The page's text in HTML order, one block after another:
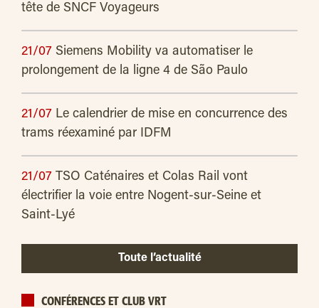
tête de SNCF Voyageurs
21/07 Siemens Mobility va automatiser le
prolongement de la ligne 4 de São Paulo
21/07 Le calendrier de mise en concurrence des
trams réexaminé par IDFM
21/07 TSO Caténaires et Colas Rail vont
électrifier la voie entre Nogent-sur-Seine et
Saint-Lyé
Toute l’actualité
CONFÉRENCES ET CLUB VRT